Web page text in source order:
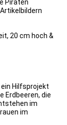
Piraten
20 cm hoch &
Hilfsprojekt
Erdbeeren, die
im
im